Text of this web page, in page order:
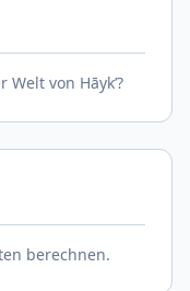
von Hāyk’?
berechnen.